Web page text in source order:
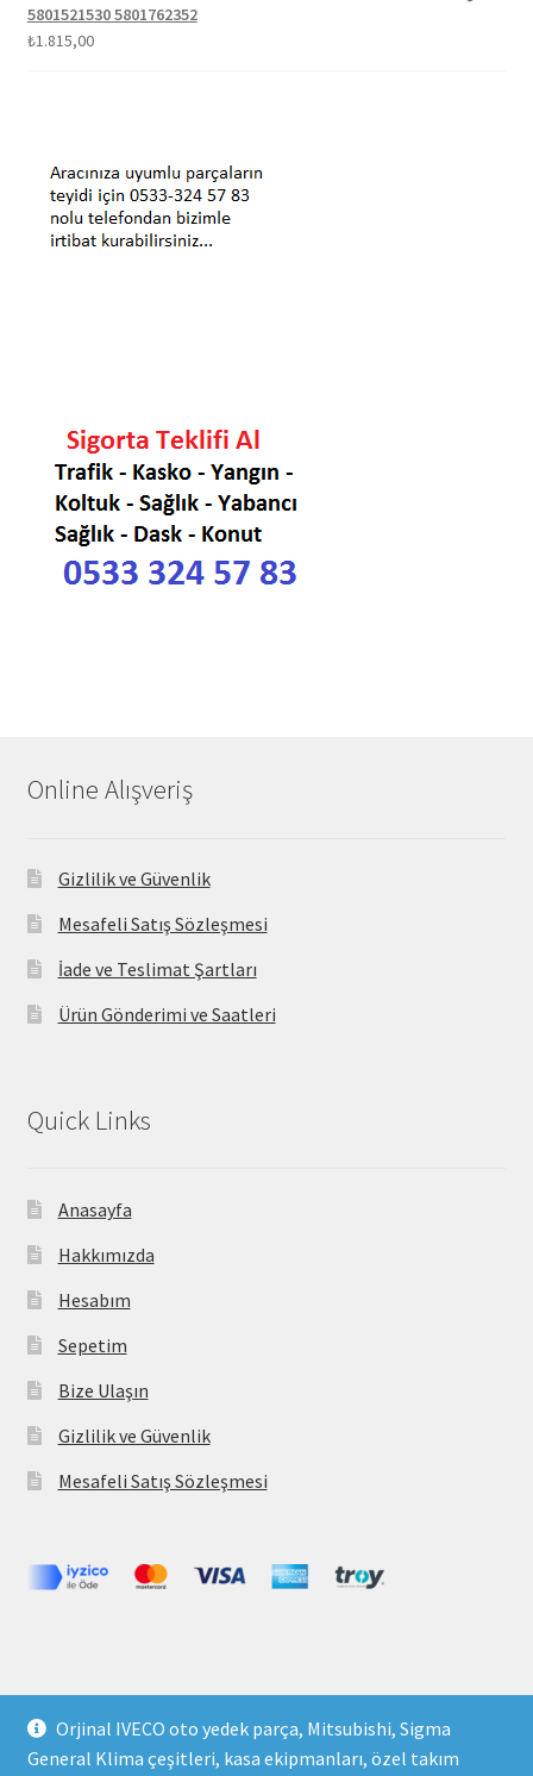
Orjinal IVECO oto yedek parça, Mitsubishi, Sigma
General Klima çeşitleri, kasa ekipmanları, özel takım
5801521530 5801762352
₺1.815,00
Online Alışveriş
Gizlilik ve Güvenlik
Mesafeli Satış Sözleşmesi
İade ve Teslimat Şartları
Ürün Gönderimi ve Saatleri
Quick Links
Anasayfa
Hakkımızda
Hesabım
Sepetim
Bize Ulaşın
Gizlilik ve Güvenlik
Mesafeli Satış Sözleşmesi
Copyright 2021 © parcavs.com Tüm hakları saklıdır. Kredi
kartı bilgileriniz 256bit SSL sertifikası ile korunmaktadır.